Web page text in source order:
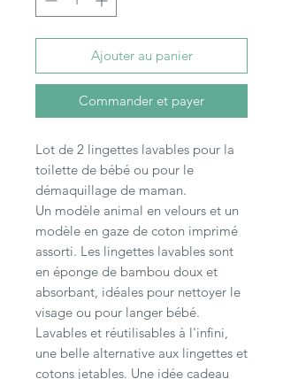
Ajouter au panier
Commander et payer
Lot de 2 lingettes lavables pour la
toilette de bébé ou pour le
démaquillage de maman.
Un modèle animal en velours et un
modèle en gaze de coton imprimé
assorti. Les lingettes lavables sont
en éponge de bambou doux et
absorbant, idéales pour nettoyer le
visage ou pour langer bébé.
Lavables et réutilisables à l'infini,
une belle alternative aux lingettes et
cotons jetables. Une idée cadeau